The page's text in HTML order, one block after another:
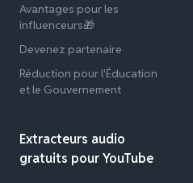
Avantages pour les
influenceurs🎁
Devenez partenaire
Réduction pour l'Éducation
et le Gouvernement
Extracteurs audio
gratuits pour YouTube